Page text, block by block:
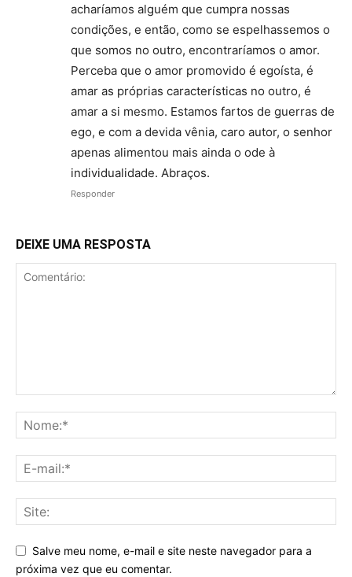
acharíamos alguém que cumpra nossas
condições, e então, como se espelhassemos o
que somos no outro, encontraríamos o amor.
Perceba que o amor promovido é egoísta, é
amar as próprias características no outro, é
amar a si mesmo. Estamos fartos de guerras de
ego, e com a devida vênia, caro autor, o senhor
apenas alimentou mais ainda o ode à
individualidade. Abraços.
Responder
DEIXE UMA RESPOSTA
Salve meu nome, e-mail e site neste navegador para a
próxima vez que eu comentar.